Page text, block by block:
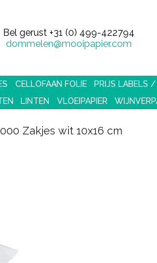
Bel gerust +31 (0) 499-422794
dommelen@mooipapier.com
CELLOFAAN FOLIE PRIJS LABELS
LINTEN VLOEIPAPIER
Zakjes wit 10x16 cm